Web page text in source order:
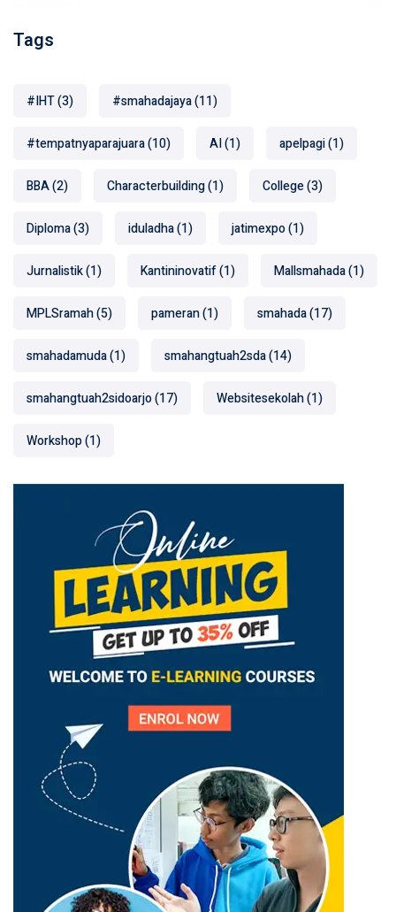
Tags
#IHT(3) #smahadajaya(11)
#tempatnyaparajuara(10) AI(1) apelpagi(1)
BBA(2) Characterbuilding(1) College(3)
Diploma(3) iduladha(1) jatimexpo(1)
Jurnalistik(1) Kantininovatif(1) Mallsmahada(1)
MPLSramah(5) pameran(1) smahada(17)
smahadamuda(1) smahangtuah2sda(14)
smahangtuah2sidoarjo(17) Websitesekolah(1)
Workshop(1)